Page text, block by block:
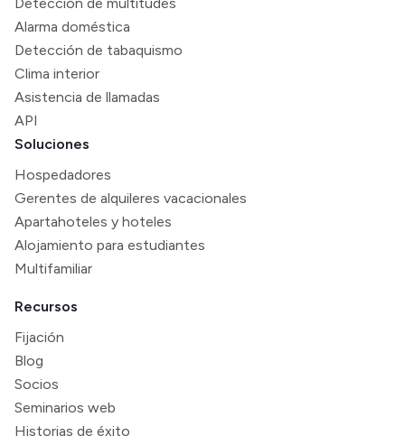
Alarma doméstica
Detección de tabaquismo
Clima interior
Asistencia de llamadas
API
Soluciones
Hospedadores
Gerentes de alquileres vacacionales
Apartahoteles y hoteles
Alojamiento para estudiantes
Multifamiliar
Recursos
Fijación
Blog
Socios
Seminarios web
Historias de éxito